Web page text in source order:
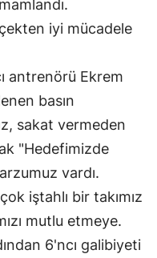
Rize
Sakarya
Samsun
Siirt
Sinop
Sivas
Tekirdağ
iyi mücadele
antrenörü Ekrem
basın
sakat vermeden
"Hedefimizde
vardı.
iştahlı bir takımız
mutlu etmeye.
6'ncı galibiyeti